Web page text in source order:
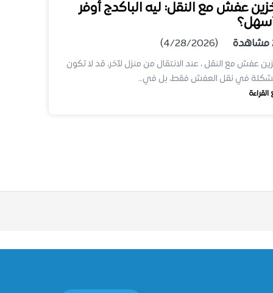
عفش مع النقل: ليه الباكدج أوفر
مشاهدة (4/28/2026)
عفش مع النقل ، عند الانتقال من منزل لآخر، قد لا تكون
في نقل العفش فقط، بل في…
القراءة